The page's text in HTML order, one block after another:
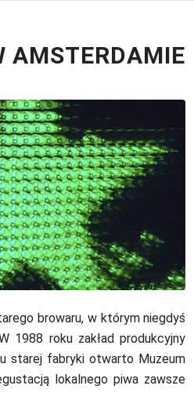
AMSTERDAMIE
browaru, w którym niegdyś
1988 roku zakład produkcyjny
starej fabryki otwarto Muzeum
lokalnego piwa zawsze